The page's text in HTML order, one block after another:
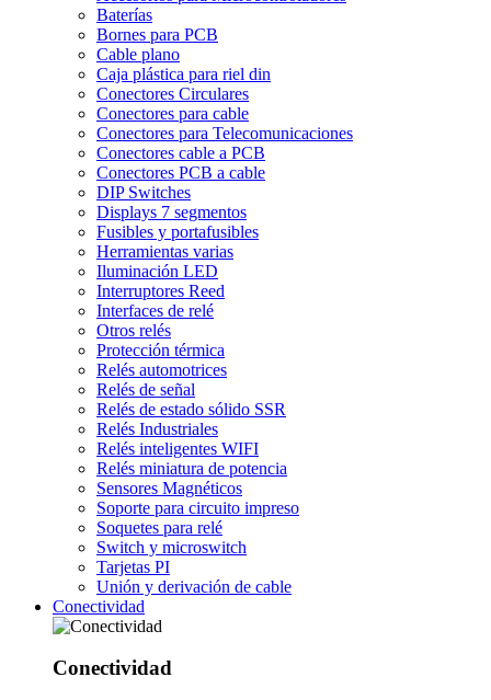
Baterías
Bornes para PCB
Cable plano
Caja plástica para riel din
Conectores Circulares
Conectores para cable
Conectores para Telecomunicaciones
Conectores cable a PCB
Conectores PCB a cable
DIP Switches
Displays 7 segmentos
Fusibles y portafusibles
Herramientas varias
Iluminación LED
Interruptores Reed
Interfaces de relé
Otros relés
Protección térmica
Relés automotrices
Relés de señal
Relés de estado sólido SSR
Relés Industriales
Relés inteligentes WIFI
Relés miniatura de potencia
Sensores Magnéticos
Soporte para circuito impreso
Soquetes para relé
Switch y microswitch
Tarjetas PI
Unión y derivación de cable
Conectividad
Conectividad